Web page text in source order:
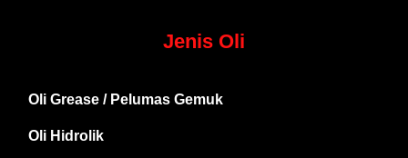
Jenis Oli
Oli Grease / Pelumas Gemuk
Oli Hidrolik